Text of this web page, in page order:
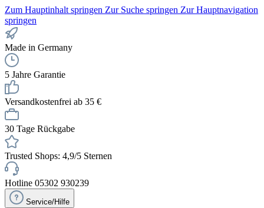
Zum Hauptinhalt springen Zur Suche springen Zur Hauptnavigation
springen
Made in Germany
5 Jahre Garantie
Versandkostenfrei ab 35 €
30 Tage Rückgabe
Trusted Shops: 4,9/5 Sternen
Hotline 05302 930239
Service/Hilfe